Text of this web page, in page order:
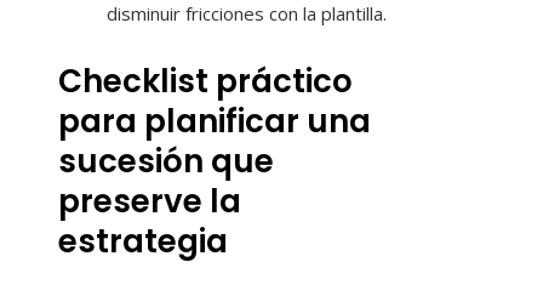
disminuir fricciones con la plantilla.
Checklist práctico
para planificar una
sucesión que
preserve la
estrategia